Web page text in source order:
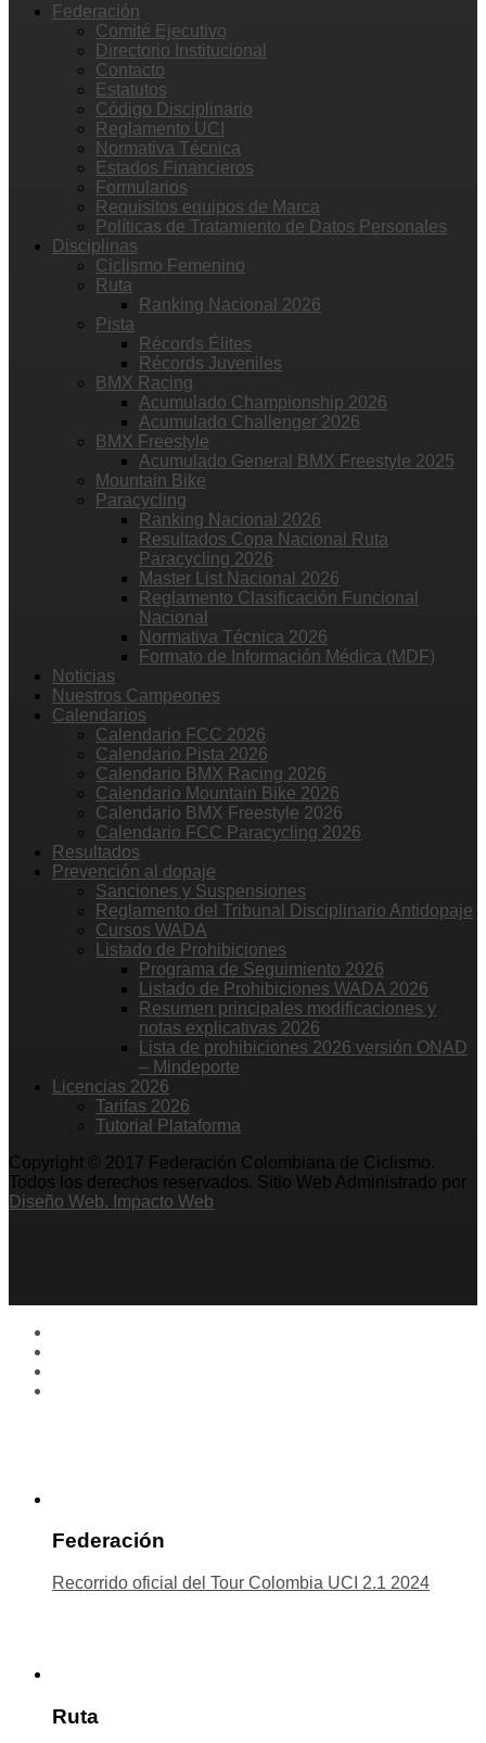
Federación
Comité Ejecutivo
Directorio Institucional
Contacto
Estatutos
Código Disciplinario
Reglamento UCI
Normativa Técnica
Estados Financieros
Formularios
Requisitos equipos de Marca
Políticas de Tratamiento de Datos Personales
Disciplinas
Ciclismo Femenino
Ruta
Ranking Nacional 2026
Pista
Récords Élites
Récords Juveniles
BMX Racing
Acumulado Championship 2026
Acumulado Challenger 2026
BMX Freestyle
Acumulado General BMX Freestyle 2025
Mountain Bike
Paracycling
Ranking Nacional 2026
Resultados Copa Nacional Ruta
Paracycling 2026
Master List Nacional 2026
Reglamento Clasificación Funcional
Nacional
Normativa Técnica 2026
Formato de Información Médica (MDF)
Noticias
Nuestros Campeones
Calendarios
Calendario FCC 2026
Calendario Pista 2026
Calendario BMX Racing 2026
Calendario Mountain Bike 2026
Calendario BMX Freestyle 2026
Calendario FCC Paracycling 2026
Resultados
Prevención al dopaje
Sanciones y Suspensiones
Reglamento del Tribunal Disciplinario Antidopaje
Cursos WADA
Listado de Prohibiciones
Programa de Seguimiento 2026
Listado de Prohibiciones WADA 2026
Resumen principales modificaciones y
notas explicativas 2026
Lista de prohibiciones 2026 versión ONAD
– Mindeporte
Licencias 2026
Tarifas 2026
Tutorial Plataforma
Copyright © 2017 Federación Colombiana de Ciclismo.
Todos los derechos reservados. Sitio Web Administrado por
Diseño Web. Impacto Web
Federación
Recorrido oficial del Tour Colombia UCI 2.1 2024
Ruta